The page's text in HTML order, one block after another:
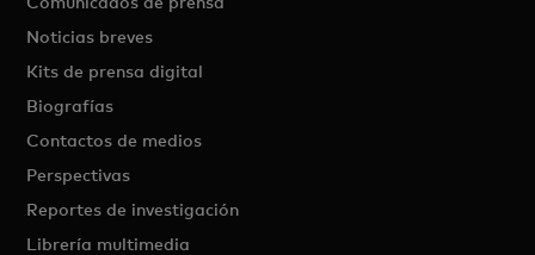
Noticias breves
Kits de prensa digital
Biografías
Contactos de medios
Perspectivas
Reportes de investigación
Librería multimedia